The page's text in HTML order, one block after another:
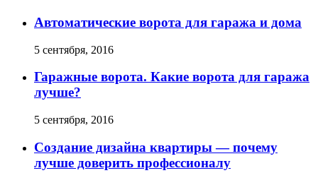
Автоматические ворота для гаража и дома
5 сентября, 2016
Гаражные ворота. Какие ворота для гаража
лучше?
5 сентября, 2016
Создание дизайна квартиры — почему
лучше доверить профессионалу